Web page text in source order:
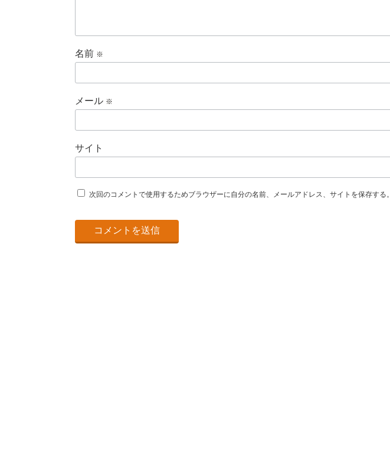
名前 ※
メール ※
サイト
次回のコメントで使用するためブラウザーに自分の名前、メールアドレス、サイトを保存する。